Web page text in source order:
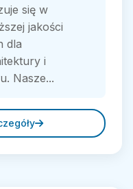
się w
jakości
dla
i
Nasze...